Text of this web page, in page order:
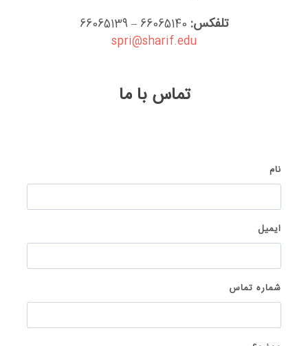
تلفکس:
spri@sharif.edu
تماس با ما
نام
ایمیل
شماره تماس